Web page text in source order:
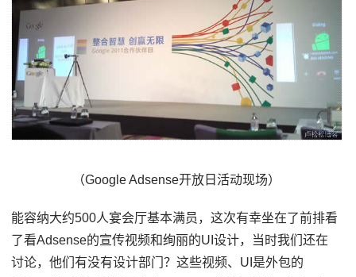
（Google Adsense开放日活动现场）
能容纳大约500人宴会厅基本满员，这次有幸坐在了前排看
了看Adsense的宣传视频和绚丽的UI设计，当时我们还在
讨论，他们有没有设计部门？这些视频、UI是外包的